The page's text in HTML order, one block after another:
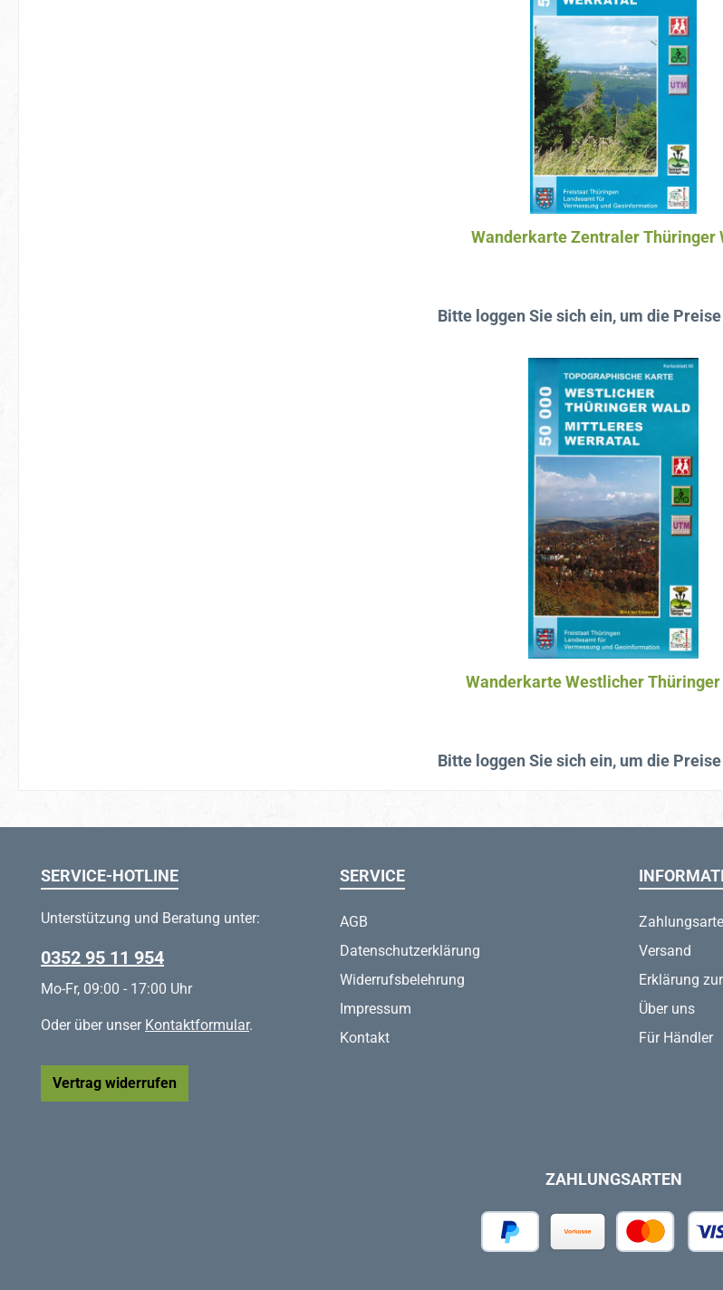
Wanderkarte Zentraler Thüringer
Bitte loggen Sie sich ein, um die
Wanderkarte Westlicher Thüringer
Bitte loggen Sie sich ein, um die
SERVICE-HOTLINE
Unterstützung und Beratung unter:
0352 95 11 954
Mo-Fr, 09:00 - 17:00 Uhr
Oder über unser Kontaktformular.
Vertrag widerrufen
SERVICE
AGB
Datenschutzerklärung
Widerrufsbelehrung
Impressum
Kontakt
Versand
Erklärung
Über uns
Für Händler
ZAHLUNGSARTEN